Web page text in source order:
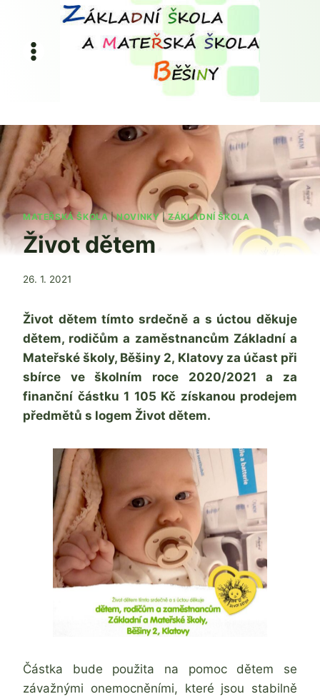
obsah
MATEŘSKÁ ŠKOLA|NOVINKY|ZÁKLADNÍ ŠKOLA
Život dětem
Od
Zdeňka
Žatková
26. 1. 2021
Život dětem tímto srdečně a s úctou děkuje
dětem, rodičům a zaměstnancům Základní a
Mateřské školy, Běšiny 2, Klatovy za účast při
sbírce ve školním roce 2020/2021 a za
finanční částku 1 105 Kč získanou prodejem
předmětů s logem Život dětem.
Částka bude použita na pomoc dětem se
závažnými onemocněními, které jsou stabilně